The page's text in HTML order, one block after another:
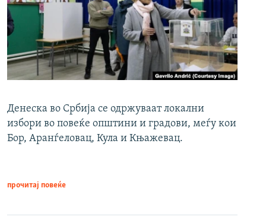
Денеска во Србија се одржуваат локални
избори во повеќе општини и градови, меѓу кои
Бор, Аранѓеловац, Кула и Књажевац.
прочитај повеќе